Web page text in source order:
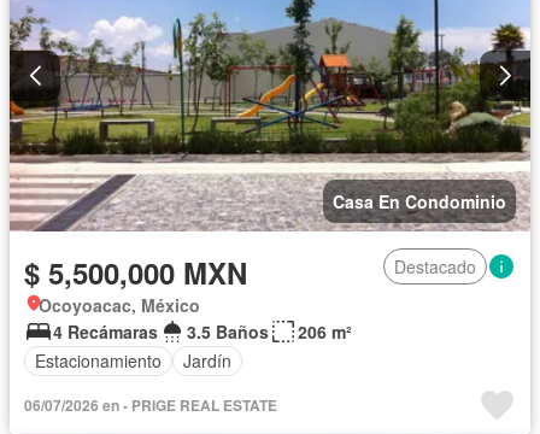
Casa En Condominio
$ 5,500,000 MXN
Destacado
Ocoyoacac, México
4 Recámaras
3.5 Baños
206 m²
Estacionamiento
Jardín
06/07/2026 en - PRIGE REAL ESTATE